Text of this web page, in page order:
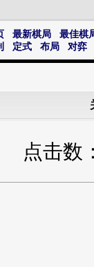
最新棋局
最佳棋
定式 布局 对弈
点击